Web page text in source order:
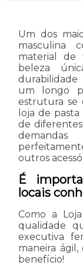
Um dos
masculina
material de
beleza
um longo
estrutura se
loja de
de
outros
É
locais
Como a
qualidade
executiva
maneira
benefício!